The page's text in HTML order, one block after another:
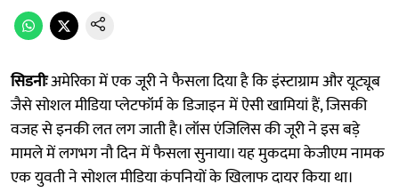
सिडनीःअमेरिका में एक जूरी ने फैसला दिया है कि इंस्टाग्राम और यूट्यूब
जैसे सोशल मीडिया प्लेटफॉर्म के डिजाइन में ऐसी खामियां हैं, जिसकी
वजह से इनकी लत लग जाती है। लॉस एंजिलिस की जूरी ने इस बड़े
मामले में लगभग नौ दिन में फैसला सुनाया। यह मुकदमा केजीएम नामक
एक युवती ने सोशल मीडिया कंपनियों के खिलाफ दायर किया था।